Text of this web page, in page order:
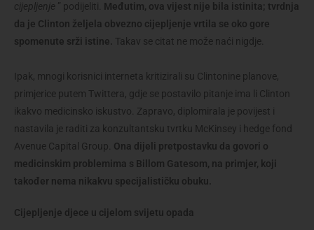
cijepljenje ” podijeliti. Međutim, ova vijest nije bila istinita; tvrdnja
da je Clinton željela obvezno cijepljenje vrtila se oko gore
spomenute srži istine. Takav se citat ne može naći nigdje.
Ipak, mnogi korisnici interneta kritizirali su Clintonine planove,
primjerice putem Twittera, gdje se postavilo pitanje ima li Clinton
ikakvo medicinsko iskustvo. Zapravo, diplomirala je povijest i
nastavila je raditi za konzultantsku tvrtku McKinsey i hedge fond
Avenue Capital Group. Ona dijeli pretpostavku da govori o
medicinskim problemima s Billom Gatesom, na primjer, koji
također nema nikakvu specijalističku obuku.
Cijepljenje djece u cijelom svijetu opada